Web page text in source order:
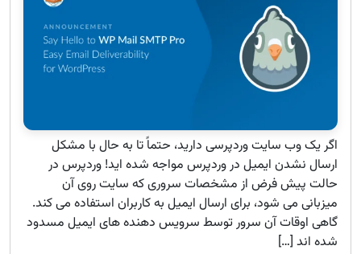
اگر یک وب سایت وردپرسی دارید، حتماً تا به حال با مشکل
ارسال نشدن ایمیل در وردپرس مواجه شده اید! وردپرس در
حالت پیش فرض از مشخصات سروری که سایت روی آن
میزبانی می شود، برای ارسال ایمیل به کاربران استفاده می کند.
گاهی اوقات آن سرور توسط سرویس دهنده های ایمیل مسدود
شده اند […]